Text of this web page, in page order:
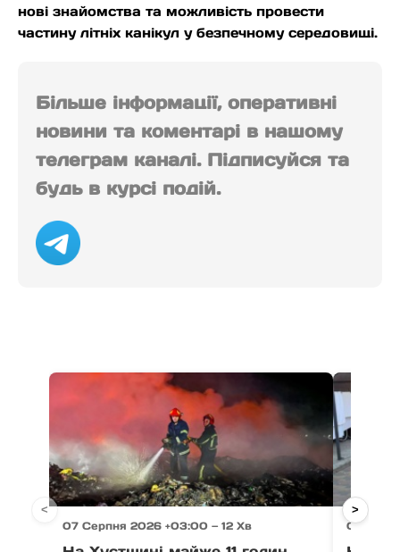
нові знайомства та можливість провести
частину літніх канікул у безпечному середовищі.
Більше інформації, оперативні
новини та коментарі в нашому
телеграм каналі. Підписуйся та
будь в курсі подій.
07 Серпня 2026 +03:00 — 12 Хв 07
< >